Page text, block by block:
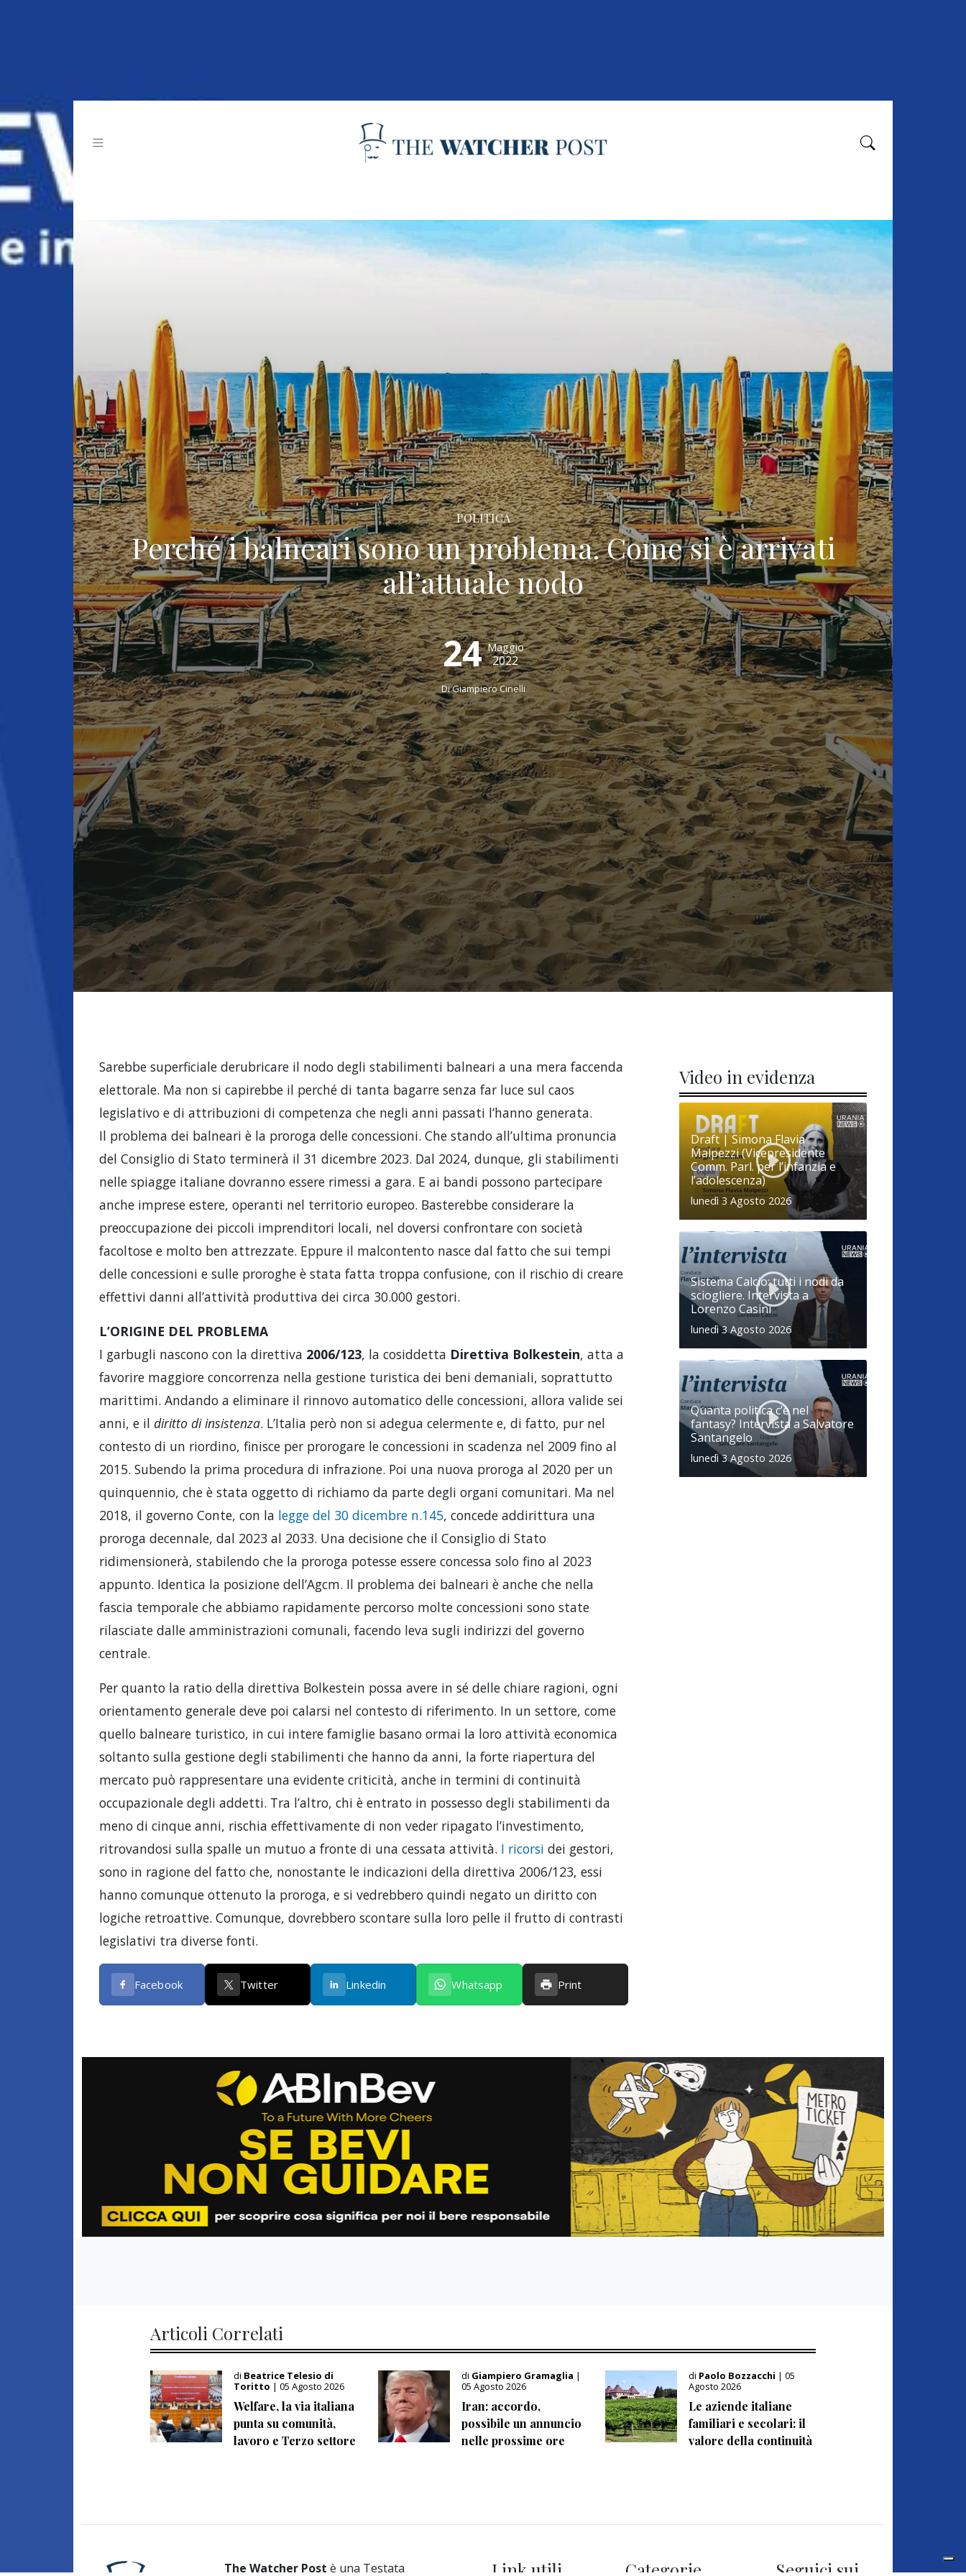
POLITICA
Perché i balneari sono un problema. Come si è arrivati
all’attuale nodo
24 Maggio
2022
Di Giampiero Cinelli
Sarebbe superficiale derubricare il nodo degli stabilimenti balneari a una mera faccenda
elettorale. Ma non si capirebbe il perché di tanta bagarre senza far luce sul caos
legislativo e di attribuzioni di competenza che negli anni passati l’hanno generata.
Il problema dei balneari è la proroga delle concessioni. Che stando all’ultima pronuncia
del Consiglio di Stato terminerà il 31 dicembre 2023. Dal 2024, dunque, gli stabilimenti
nelle spiagge italiane dovranno essere rimessi a gara. E ai bandi possono partecipare
anche imprese estere, operanti nel territorio europeo. Basterebbe considerare la
preoccupazione dei piccoli imprenditori locali, nel doversi confrontare con società
facoltose e molto ben attrezzate. Eppure il malcontento nasce dal fatto che sui tempi
delle concessioni e sulle proroghe è stata fatta troppa confusione, con il rischio di creare
effettivi danni all’attività produttiva dei circa 30.000 gestori.
L’ORIGINE DEL PROBLEMA
I garbugli nascono con la direttiva 2006/123, la cosiddetta Direttiva Bolkestein, atta a
favorire maggiore concorrenza nella gestione turistica dei beni demaniali, soprattutto
marittimi. Andando a eliminare il rinnovo automatico delle concessioni, allora valide sei
anni, e il diritto di insistenza. L’Italia però non si adegua celermente e, di fatto, pur nel
contesto di un riordino, finisce per prorogare le concessioni in scadenza nel 2009 fino al
2015. Subendo la prima procedura di infrazione. Poi una nuova proroga al 2020 per un
quinquennio, che è stata oggetto di richiamo da parte degli organi comunitari. Ma nel
2018, il governo Conte, con la legge del 30 dicembre n.145, concede addirittura una
proroga decennale, dal 2023 al 2033. Una decisione che il Consiglio di Stato
ridimensionerà, stabilendo che la proroga potesse essere concessa solo fino al 2023
appunto. Identica la posizione dell’Agcm. Il problema dei balneari è anche che nella
fascia temporale che abbiamo rapidamente percorso molte concessioni sono state
rilasciate dalle amministrazioni comunali, facendo leva sugli indirizzi del governo
centrale.
Per quanto la ratio della direttiva Bolkestein possa avere in sé delle chiare ragioni, ogni
orientamento generale deve poi calarsi nel contesto di riferimento. In un settore, come
quello balneare turistico, in cui intere famiglie basano ormai la loro attività economica
soltanto sulla gestione degli stabilimenti che hanno da anni, la forte riapertura del
mercato può rappresentare una evidente criticità, anche in termini di continuità
occupazionale degli addetti. Tra l’altro, chi è entrato in possesso degli stabilimenti da
meno di cinque anni, rischia effettivamente di non veder ripagato l’investimento,
ritrovandosi sulla spalle un mutuo a fronte di una cessata attività. I ricorsi dei gestori,
sono in ragione del fatto che, nonostante le indicazioni della direttiva 2006/123, essi
hanno comunque ottenuto la proroga, e si vedrebbero quindi negato un diritto con
logiche retroattive. Comunque, dovrebbero scontare sulla loro pelle il frutto di contrasti
legislativi tra diverse fonti.
Facebook Twitter Linkedin Whatsapp Print
Video in evidenza
Draft | Simona Flavia
Malpezzi (Vicepresidente
Comm. Parl. per l’infanzia e
l’adolescenza)
lunedì 3 Agosto 2026
Sistema Calcio: tutti i nodi da
sciogliere. Intervista a
Lorenzo Casini
lunedì 3 Agosto 2026
Quanta politica c’è nel
fantasy? Intervista a Salvatore
Santangelo
lunedì 3 Agosto 2026
Articoli Correlati
di Beatrice Telesio di
Toritto | 05 Agosto 2026
Welfare, la via italiana
punta su comunità,
lavoro e Terzo settore
di Giampiero Gramaglia |
05 Agosto 2026
Iran: accordo,
possibile un annuncio
nelle prossime ore
di Paolo Bozzacchi | 05
Agosto 2026
Le aziende italiane
familiari e secolari: il
valore della continuità
The Watcher Post è una Testata Link utili Categorie Seguici sui